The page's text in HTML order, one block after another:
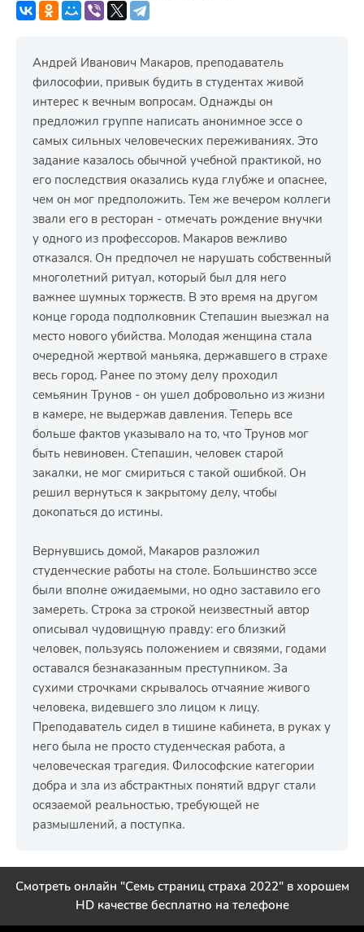
Андрей Иванович Макаров, преподаватель
философии, привык будить в студентах живой
интерес к вечным вопросам. Однажды он
предложил группе написать анонимное эссе о
самых сильных человеческих переживаниях. Это
задание казалось обычной учебной практикой, но
его последствия оказались куда глубже и опаснее,
чем он мог предположить. Тем же вечером коллеги
звали его в ресторан - отмечать рождение внучки
у одного из профессоров. Макаров вежливо
отказался. Он предпочел не нарушать собственный
многолетний ритуал, который был для него
важнее шумных торжеств. В это время на другом
конце города подполковник Степашин выезжал на
место нового убийства. Молодая женщина стала
очередной жертвой маньяка, державшего в страхе
весь город. Ранее по этому делу проходил
семьянин Трунов - он ушел добровольно из жизни
в камере, не выдержав давления. Теперь все
больше фактов указывало на то, что Трунов мог
быть невиновен. Степашин, человек старой
закалки, не мог смириться с такой ошибкой. Он
решил вернуться к закрытому делу, чтобы
докопаться до истины.
Вернувшись домой, Макаров разложил
студенческие работы на столе. Большинство эссе
были вполне ожидаемыми, но одно заставило его
замереть. Строка за строкой неизвестный автор
описывал чудовищную правду: его близкий
человек, пользуясь положением и связями, годами
оставался безнаказанным преступником. За
сухими строчками скрывалось отчаяние живого
человека, видевшего зло лицом к лицу.
Преподаватель сидел в тишине кабинета, в руках у
него была не просто студенческая работа, а
человеческая трагедия. Философские категории
добра и зла из абстрактных понятий вдруг стали
осязаемой реальностью, требующей не
размышлений, а поступка.
Смотреть онлайн "Семь страниц страха 2022" в хорошем
HD качестве бесплатно на телефоне